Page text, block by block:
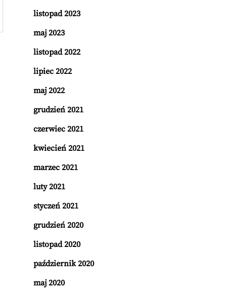
listopad 2023
maj 2023
listopad 2022
lipiec 2022
maj 2022
grudzień 2021
czerwiec 2021
kwiecień 2021
marzec 2021
luty 2021
styczeń 2021
grudzień 2020
listopad 2020
październik 2020
maj 2020